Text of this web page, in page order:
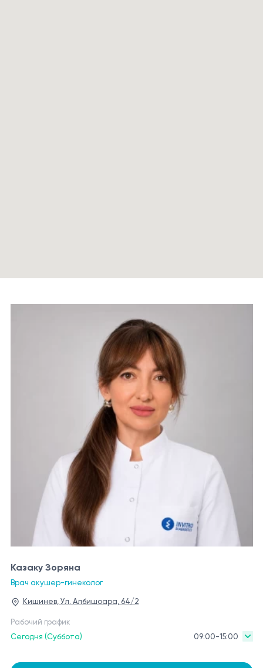
Казаку Зоряна
Врач акушер-гинеколог
Кишинев, Ул. Албишоара, 64/2
Рабочий график
Сегодня (Суббота)
09:00-15:00